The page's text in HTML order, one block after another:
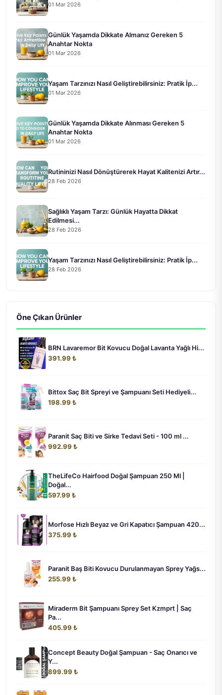
01 Mar 2026
Günlük Yaşamda Dikkate Almanız Gereken 5
Anahtar Nokta
01 Mar 2026
Yaşam Tarzınızı Nasıl Geliştirebilirsiniz: Pratik İp...
01 Mar 2026
Günlük Yaşamda Dikkate Alınması Gereken 5
Anahtar Nokta
01 Mar 2026
Rutininizi Nasıl Dönüştürerek Hayat Kalitenizi Artır...
28 Feb 2026
Sağlıklı Yaşam Tarzı: Günlük Hayatta Dikkat
Edilmesi...
28 Feb 2026
Yaşam Tarzınızı Nasıl Geliştirebilirsiniz: Pratik İp...
28 Feb 2026
Öne Çıkan Ürünler
BRN Lavaremor Bit Kovucu Doğal Lavanta Yağlı Hi...
391.99 ₺
Bittox Saç Bit Spreyi ve Şampuanı Seti Hediyeli...
198.99 ₺
Paranit Saç Biti ve Sirke Tedavi Seti - 100 ml ...
992.99 ₺
TheLifeCo Hairfood Doğal Şampuan 250 Ml |
Doğal...
597.99 ₺
Morfose Hızlı Beyaz ve Gri Kapatıcı Şampuan 420...
375.99 ₺
Paranit Baş Biti Kovucu Durulanmayan Sprey Yağs...
255.99 ₺
Miraderm Bit Şampuanı Sprey Set Kzmprt | Saç
Pa...
405.99 ₺
Concept Beauty Doğal Şampuan - Saç Onarıcı ve
Y...
899.99 ₺